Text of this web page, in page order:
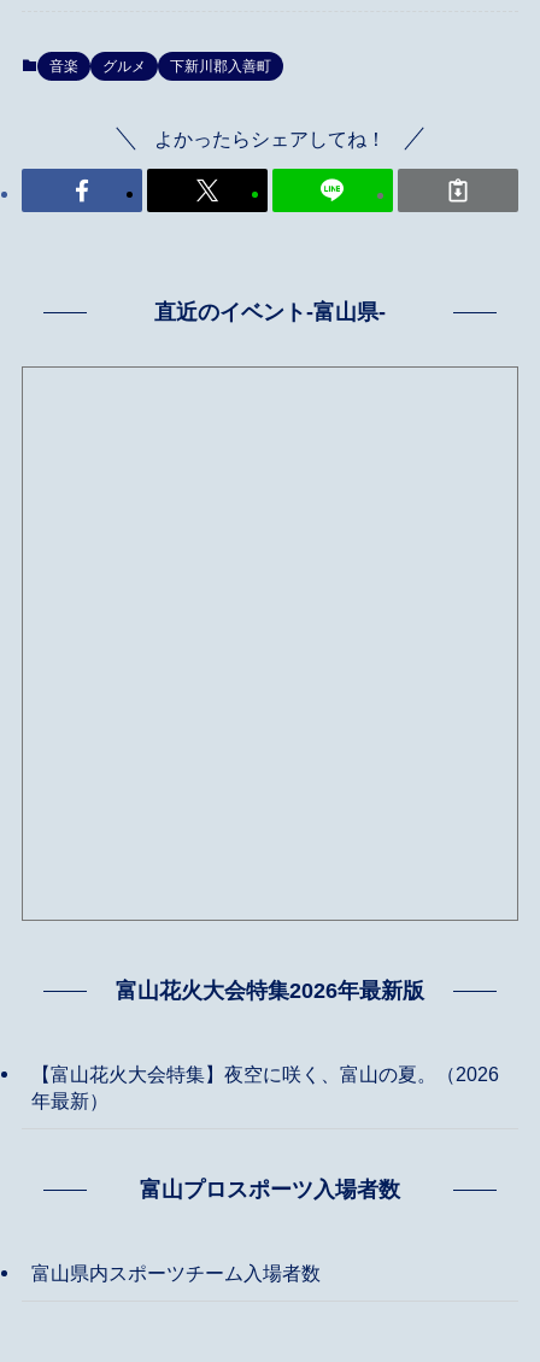
音楽 グルメ 下新川郡入善町
よかったらシェアしてね！
直近のイベント-富山県-
富山花火大会特集2026年最新版
【富山花火大会特集】夜空に咲く、富山の夏。（2026
年最新）
富山プロスポーツ入場者数
富山県内スポーツチーム入場者数